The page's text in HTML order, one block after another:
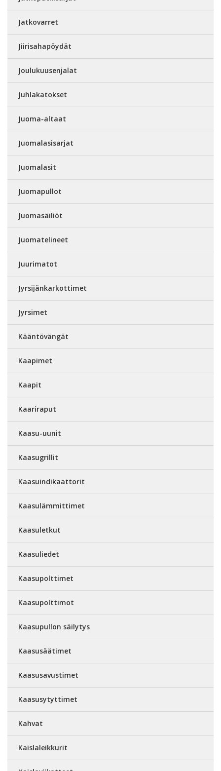
Jatkovarret
Jiirisahapöydät
Joulukuusenjalat
Juhlakatokset
Juoma-altaat
Juomalasisarjat
Juomalasit
Juomapullot
Juomasäiliöt
Juomatelineet
Juurimatot
Jyrsijänkarkottimet
Jyrsimet
Kääntövängät
Kaapimet
Kaapit
Kaariraput
Kaasu-uunit
Kaasugrillit
Kaasuindikaattorit
Kaasulämmittimet
Kaasuletkut
Kaasuliedet
Kaasupolttimet
Kaasupolttimot
Kaasupullon säilytys
Kaasusäätimet
Kaasusavustimet
Kaasusytyttimet
Kahvat
Kaislaleikkurit